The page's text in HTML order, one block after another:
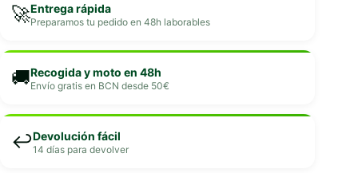
🚀Entrega rápida
Preparamos tu pedido en 48h laborables
🚚Recogida y moto en 48h
Envío gratis en BCN desde 50€
↩️Devolución fácil
14 días para devolver